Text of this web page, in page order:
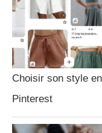
Choisir son style
Pinterest